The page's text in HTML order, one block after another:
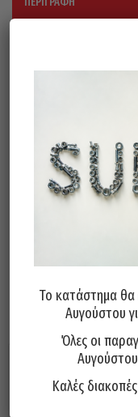
δοντών, το
Ø250x2x32
Ø250x2x32
Ø275×2,5×32
Ø300×2,5×32
Σχετικά
Το κατάστημα θα
Αυγούστου
Όλες οι
Καλές